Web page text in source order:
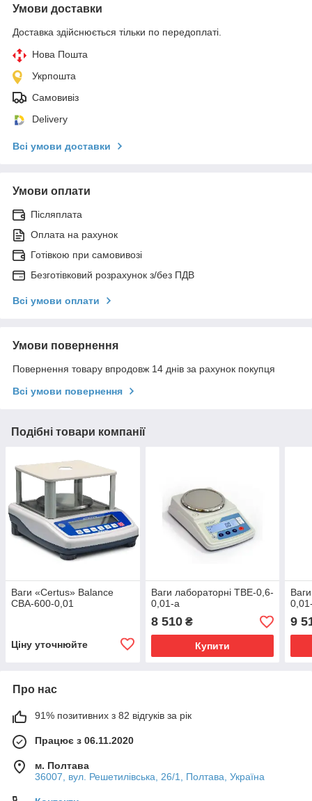
Умови доставки
Доставка здійснюється тільки по передоплаті.
Нова Пошта
Укрпошта
Самовивіз
Delivery
Всі умови доставки
Умови оплати
Післяплата
Оплата на рахунок
Готівкою при самовивозі
Безготівковий розрахунок з/без ПДВ
Всі умови оплати
Умови повернення
Повернення товару впродовж 14 днів за рахунок покупця
Всі умови повернення
Подібні товари компанії
Ваги «Certus» Balance
СВА-600-0,01
Ціну уточнюйте
Ваги лабораторні ТВЕ-0,6-
0,01-а
8 510₴
Купити
9
Про нас
91% позитивних з 82 відгуків за рік
Працює з 06.11.2020
м. Полтава
36007, вул. Решетилівська, 26/1, Полтава, Україна